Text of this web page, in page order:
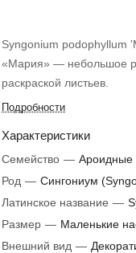
Syngonium podophyllum
«Мария» — небольшое
раскраской листьев.
Подробности
Характеристики
Семейство — Ароидные
Род — Сингониум
Латинское название —
Размер — Маленькие
Внешний вид —